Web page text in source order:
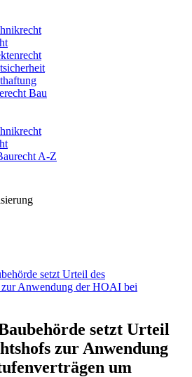
Bau
A-Z
setzt Urteil des
zur Anwendung der HOAI bei
setzt Urteil
zur Anwendung
um